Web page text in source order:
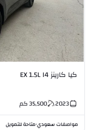
كيا كارينز EX 1.5L I4
2023
35,500كم
مواصفات سعودي•متاحة للتمويل